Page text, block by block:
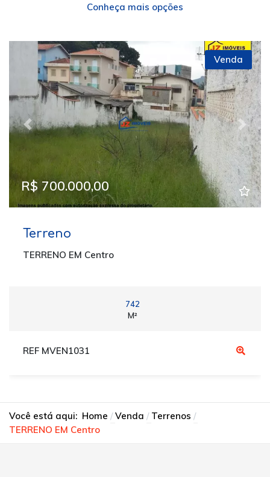
Conheça mais opções
Previous Next
Venda
R$ 700.000,00
Terreno
TERRENO EM Centro
742
M²
REF MVEN1031
Você está aqui: Home Venda
Terrenos
TERRENO EM Centro